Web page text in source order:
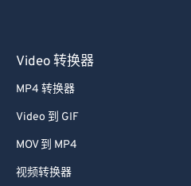
Video 转换器
MP4 转换器
Video 到 GIF
MOV 到 MP4
视频转换器